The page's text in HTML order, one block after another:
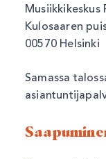
Musiikkikeskus
Kulosaaren
00570 Helsinki
Samassa